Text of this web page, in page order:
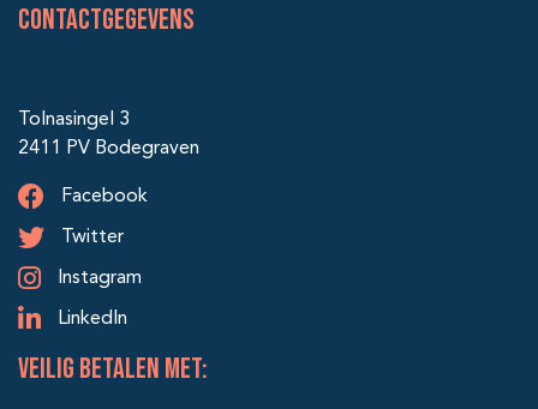
Contactgegevens
Tolnasingel 3
2411 PV Bodegraven
Facebook
Twitter
Instagram
LinkedIn
veilig betalen met: